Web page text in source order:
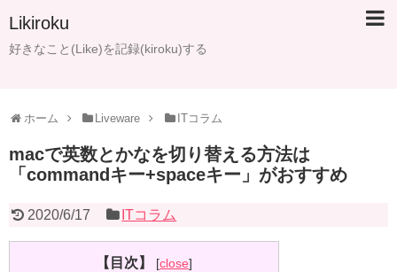
Likiroku
好きなこと(Like)を記録(kiroku)する
ホーム Liveware ITコラム
macで英数とかなを切り替える方法は
「commandキー+spaceキー」がおすすめ
2020/6/17 ITコラム
【目次】 [close]